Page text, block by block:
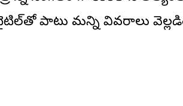
పాటు మరిన్ని వివరాలు